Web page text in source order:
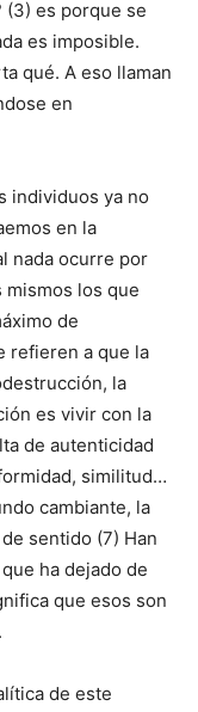
es porque se
es imposible.
qué. A eso llaman
en
individuos ya no
en la
nada ocurre por
los que
de
refieren a que la
la
es vivir con la
de autenticidad
similitud…
cambiante, la
sentido (7) Han
ha dejado de
que esos son
de este